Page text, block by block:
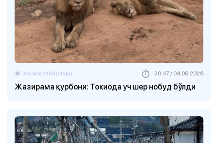
Жазирама қурбони: Токиода уч шер нобуд бўлди
Хориж хабарлари 20:47 / 04.08.2026